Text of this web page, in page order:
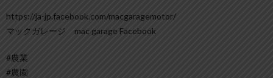
https://ja-jp.facebook.com/macgaragemotor/
マックガレージ mac garage Facebook
#農業
#農園